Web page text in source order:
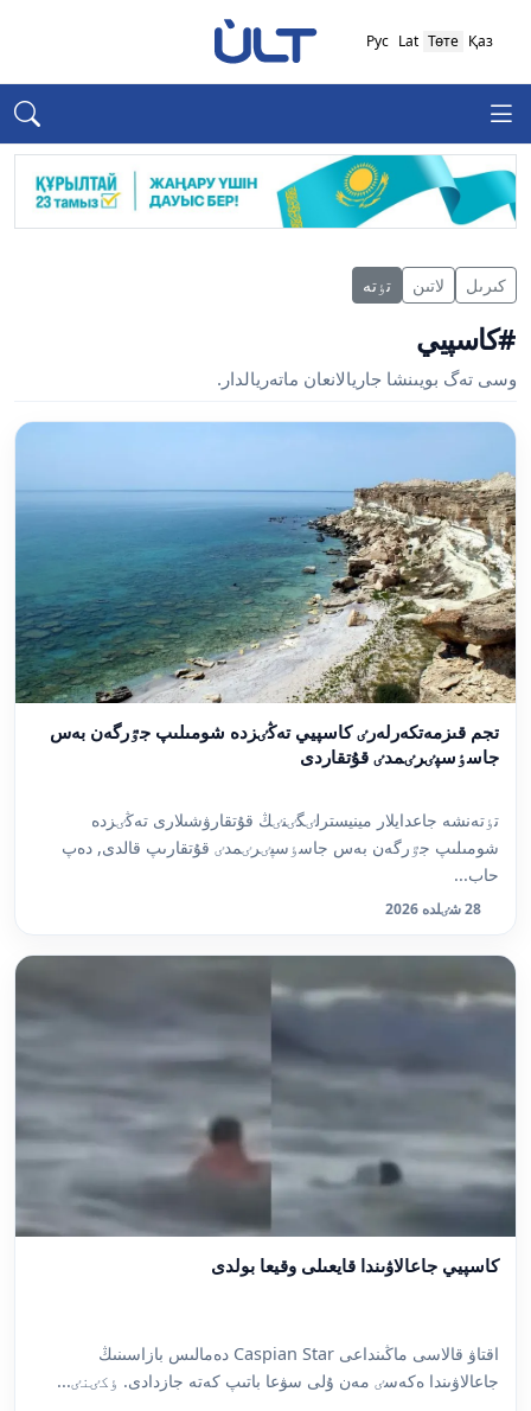
Қаз
Төте
Lat
Рус
كىرىل لاتىن تٶتە
#كاسپيي
وسى تەگ بويىنشا جاريالانعان ماتەريالدار.
تجم قىزمەتكەرلەرٸ كاسپيي تەڭٸزدە شومىلىپ جٷرگەن بەس
جاسٶسپٸرٸمدٸ قۇتقاردى
تٶتەنشە جاعدايلار مينيسترلٸگٸنٸڭ قۇتقارۋشىلارى تەڭٸزدە
شومىلىپ جٷرگەن بەس جاسٶسپٸرٸمدٸ قۇتقارىپ قالدى, دەپ
حاب...
28 شٸلدە 2026
كاسپيي جاعالاۋىندا قايعىلى وقيعا بولدى
اقتاۋ قالاسى ماڭىنداعى Caspian Star دەمالىس بازاسىنىڭ
جاعالاۋىندا ەكەسٸ مەن ۇلى سۋعا باتىپ كەتە جازدادى. ٶكٸنٸ...